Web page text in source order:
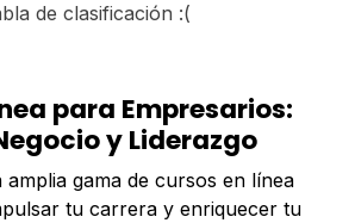
de clasificación :(
para Empresarios:
y Liderazgo
gama de cursos en línea
tu carrera y enriquecer tu